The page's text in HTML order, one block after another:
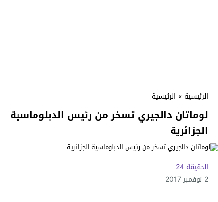
الرئيسية » الرئيسية
لوماتان دالجيري تسخر من رئيس الدبلوماسية
الجزائرية
الحقيقة 24
2 نوفمبر 2017